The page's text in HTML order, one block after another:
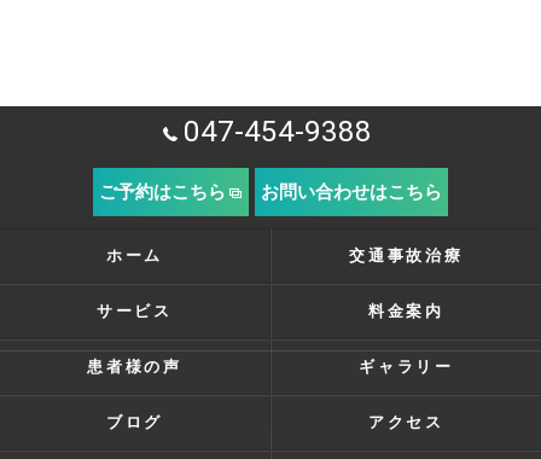
047-454-9388
ご予約はこちら お問い合わせはこちら
ホーム 交通事故治療
サービス 料金案内
患者様の声 ギャラリー
ブログ アクセス